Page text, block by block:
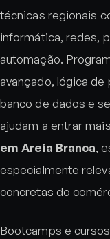
técnicas regionais
informática, redes,
automação.
avançado, lógica
banco de dados e
ajudam a entrar
em Areia Branca,
especialmente
concretas do
Bootcamps e